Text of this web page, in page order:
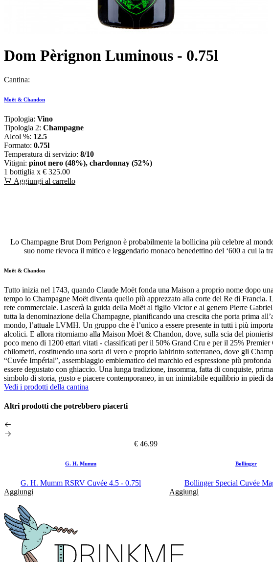
Dom Pèrignon Luminous - 0.75l
Cantina:
Moët & Chandon
Tipologia: Vino
Tipologia 2: Champagne
Alcol %: 12.5
Formato: 0.75l
Temperatura di servizio: 8/10
Vitigni: pinot nero (48%), chardonnay (52%)
1 bottiglia x € 325.00
Aggiungi al carrello
Lo Champagne Brut Dom Perignon è probabilmente la bollicina più celebre al
suo nome rievoca il mitico e leggendario monaco benedettino del ‘600 a cui la
Moët & Chandon
Tutto inizia nel 1743, quando Claude Moët fonda una Maison a proprio nome dopo
tempo lo Champagne Moët diventa quello più apprezzato alla corte del Re di Francia.
rete commerciale. Lascerà la guida della Moët al figlio Victor e al genero Pierre
tutta la denominazione della Champagne, pianificando una crescita che porta prima
mondo, l’attuale LVMH. Un gruppo che è l’unico a essere presente in tutti i più
alcolici. E allora ritorniamo alla Maison Moët & Chandon, dove, sulla scia del
poco meno di 1200 ettari vitati - classificati per il 50% Grand Cru e per il 25%
chilometri, costituendo una sorta di vero e proprio labirinto sotterraneo, dove gli
“Cuvée Impérial”, assemblaggio emblematico del marchio ed espressione più
essere degustato con ghiaccio. Una lunga tradizione, insomma, fatta di conquiste,
simbolo di storia, gusto e piacere contemporaneo, in un inimitabile equilibrio in piedi
Vedi i prodotti della cantina
Altri prodotti che potrebbero piacerti
€ 46.99
G. H. Mumm
G. H. Mumm RSRV Cuvée 4.5 - 0.75l
Aggiungi
Bollinger
Bollinger Special Cuvée
Aggiungi